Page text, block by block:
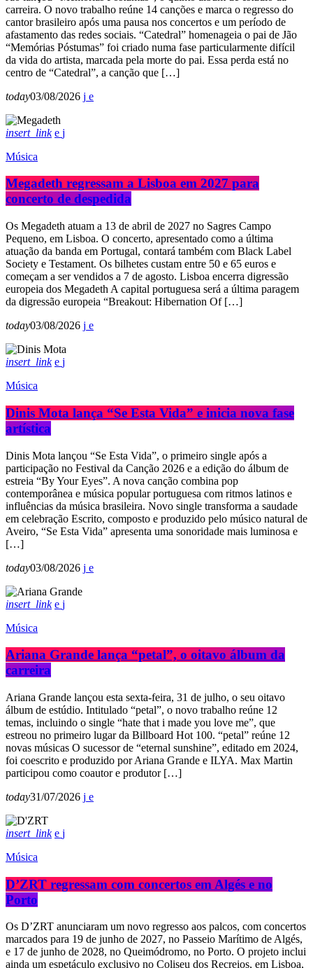
carreira. O novo trabalho reúne 14 canções e marca o regresso do
cantor brasileiro após uma pausa nos concertos e um período de
afastamento das redes sociais. “Catedral” homenageia o pai de Jão
“Memórias Póstumas” foi criado numa fase particularmente difícil
da vida do artista, marcada pela morte do pai. Essa perda está no
centro de “Catedral”, a canção que […]
today03/08/2026
insert_link
Música
Megadeth regressam a Lisboa em 2027 para
concerto de despedida
Os Megadeth atuam a 13 de abril de 2027 no Sagres Campo
Pequeno, em Lisboa. O concerto, apresentado como a última
atuação da banda em Portugal, contará também com Black Label
Society e Testament. Os bilhetes custam entre 50 e 65 euros e
começam a ser vendidos a 7 de agosto. Lisboa encerra digressão
europeia dos Megadeth A capital portuguesa será a última paragem
da digressão europeia “Breakout: Hibernation Of […]
today03/08/2026
insert_link
Música
Dinis Mota lança “Se Esta Vida” e inicia nova fase
artística
Dinis Mota lançou “Se Esta Vida”, o primeiro single após a
participação no Festival da Canção 2026 e a edição do álbum de
estreia “By Your Eyes”. A nova canção combina pop
contemporânea e música popular portuguesa com ritmos latinos e
influências da música brasileira. Novo single transforma a saudade
em celebração Escrito, composto e produzido pelo músico natural de
Aveiro, “Se Esta Vida” apresenta uma sonoridade mais luminosa e
[…]
today03/08/2026
insert_link
Música
Ariana Grande lança “petal”, o oitavo álbum da
carreira
Ariana Grande lançou esta sexta-feira, 31 de julho, o seu oitavo
álbum de estúdio. Intitulado “petal”, o novo trabalho reúne 12
temas, incluindo o single “hate that i made you love me”, que
estreou no primeiro lugar da Billboard Hot 100. “petal” reúne 12
novas músicas O sucessor de “eternal sunshine”, editado em 2024,
foi coescrito e produzido por Ariana Grande e ILYA. Max Martin
participou como coautor e produtor […]
today31/07/2026
insert_link
Música
D’ZRT regressam com concertos em Algés e no
Porto
Os D’ZRT anunciaram um novo regresso aos palcos, com concertos
marcados para 19 de junho de 2027, no Passeio Marítimo de Algés,
e 17 de junho de 2028, no Queimódromo, no Porto. O projeto inclui
ainda um espetáculo exclusivo no Coliseu dos Recreios, em Lisboa,